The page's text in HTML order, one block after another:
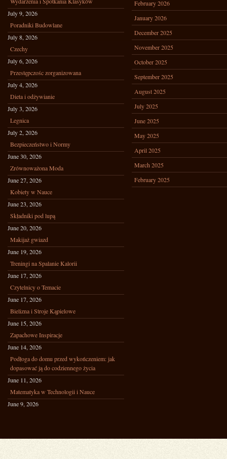
July 9, 2026
Poradniki Budowlane
July 8, 2026
Czechy
July 6, 2026
Przestępczośc zorganizowana
July 4, 2026
Dieta i odżywianie
July 3, 2026
Legnica
July 2, 2026
Bezpieczeństwo i Normy
June 30, 2026
Zrównoważona Moda
June 27, 2026
Kobiety w Nauce
June 23, 2026
Składniki pod lupą
June 20, 2026
Makijaż gwiazd
June 19, 2026
Treningi na Spalanie Kalorii
June 17, 2026
Czytelnicy o Temacie
June 17, 2026
Bielizna i Stroje Kąpielowe
June 15, 2026
Zapachowe Inspiracje
June 14, 2026
Podłoga do domu przed wykończeniem: jak
dopasować ją do codziennego życia
June 11, 2026
Matematyka w Technologii i Nauce
June 9, 2026
February 2026
January 2026
December 2025
November 2025
October 2025
September 2025
August 2025
July 2025
June 2025
May 2025
April 2025
March 2025
February 2025